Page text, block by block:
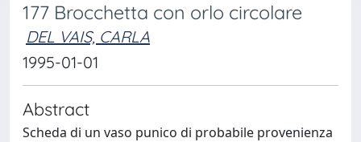
177 Brocchetta con orlo circolare
DEL VAIS, CARLA
1995-01-01
Abstract
Scheda di un vaso punico di probabile provenienza